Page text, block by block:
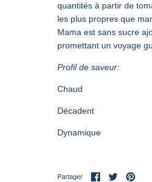
quantités à partir de
les plus propres que
Mama est sans sucre
promettant un voyage
Profil de saveur:
Chaud
Décadent
Dynamique
Partager
Partager
Partager